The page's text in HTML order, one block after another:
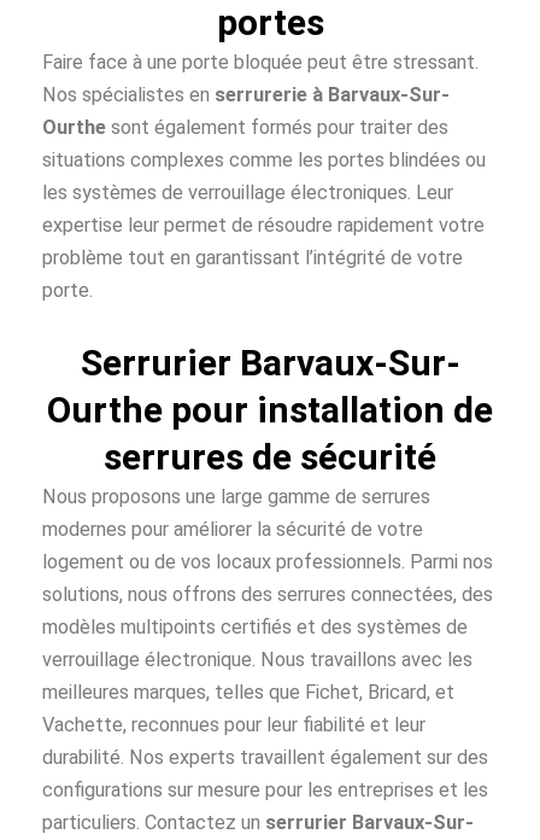
portes
Faire face à une porte bloquée peut être stressant.
Nos spécialistes en serrurerie à Barvaux-Sur-
Ourthe sont également formés pour traiter des
situations complexes comme les portes blindées ou
les systèmes de verrouillage électroniques. Leur
expertise leur permet de résoudre rapidement votre
problème tout en garantissant l’intégrité de votre
porte.
Serrurier Barvaux-Sur-
Ourthe pour installation de
serrures de sécurité
Nous proposons une large gamme de serrures
modernes pour améliorer la sécurité de votre
logement ou de vos locaux professionnels. Parmi nos
solutions, nous offrons des serrures connectées, des
modèles multipoints certifiés et des systèmes de
verrouillage électronique. Nous travaillons avec les
meilleures marques, telles que Fichet, Bricard, et
Vachette, reconnues pour leur fiabilité et leur
durabilité. Nos experts travaillent également sur des
configurations sur mesure pour les entreprises et les
particuliers. Contactez un serrurier Barvaux-Sur-